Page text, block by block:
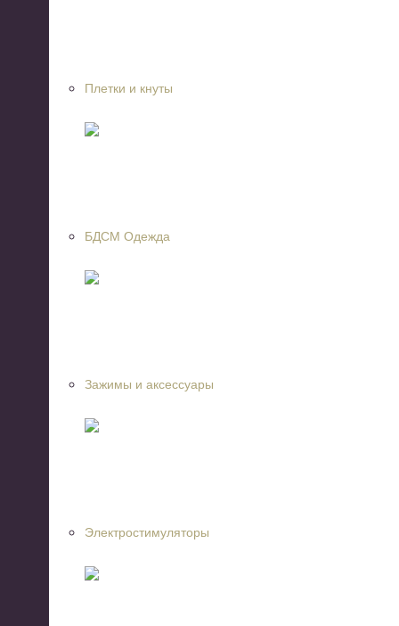
Плетки и кнуты
БДСМ Одежда
Зажимы и аксессуары
Электростимуляторы